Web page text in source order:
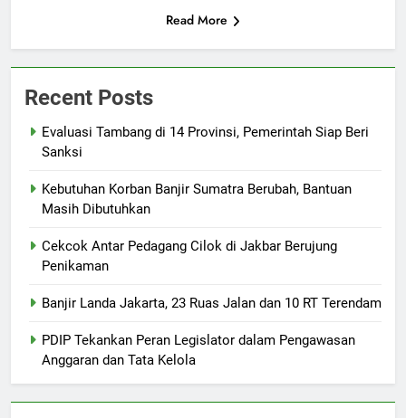
Read More
Recent Posts
Evaluasi Tambang di 14 Provinsi, Pemerintah Siap Beri
Sanksi
Kebutuhan Korban Banjir Sumatra Berubah, Bantuan
Masih Dibutuhkan
Cekcok Antar Pedagang Cilok di Jakbar Berujung
Penikaman
Banjir Landa Jakarta, 23 Ruas Jalan dan 10 RT Terendam
PDIP Tekankan Peran Legislator dalam Pengawasan
Anggaran dan Tata Kelola